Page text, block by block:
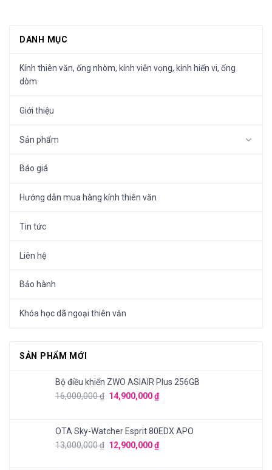
DANH MỤC
Kính thiên văn, ống nhòm, kính viễn vọng, kính hiển vi, ống
dòm
Giới thiệu
Sản phẩm
Báo giá
Hướng dẫn mua hàng kính thiên văn
Tin tức
Liên hệ
Bảo hành
Khóa học dã ngoại thiên văn
SẢN PHẨM MỚI
Bộ điều khiển ZWO ASIAIR Plus 256GB
16,000,000₫ 14,900,000₫
OTA Sky-Watcher Esprit 80EDX APO
13,000,000₫ 12,900,000₫